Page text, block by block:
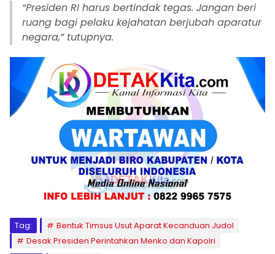
“Presiden RI harus bertindak tegas. Jangan beri
ruang bagi pelaku kejahatan berjubah aparatur
negara,” tutupnya.
Tag:
Bentuk Timsus Usut Aparat Kecanduan Judol
Desak Presiden Perintahkan Menko dan Kapolri